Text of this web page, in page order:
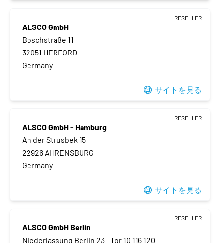
RESELLER
ALSCO GmbH
Boschstraße 11
32051 HERFORD
Germany
サイトを見る
RESELLER
ALSCO GmbH - Hamburg
An der Strusbek 15
22926 AHRENSBURG
Germany
サイトを見る
RESELLER
ALSCO GmbH Berlin
Niederlassung Berlin 23 - Tor 10 116 120